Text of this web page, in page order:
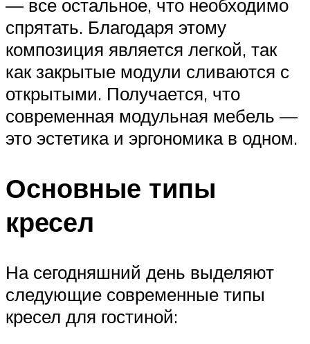
— все остальное, что необходимо
спрятать. Благодаря этому
композиция является легкой, так
как закрытые модули сливаются с
открытыми. Получается, что
современная модульная мебель —
это эстетика и эргономика в одном.
Основные типы
кресел
На сегодняшний день выделяют
следующие современные типы
кресел для гостиной: